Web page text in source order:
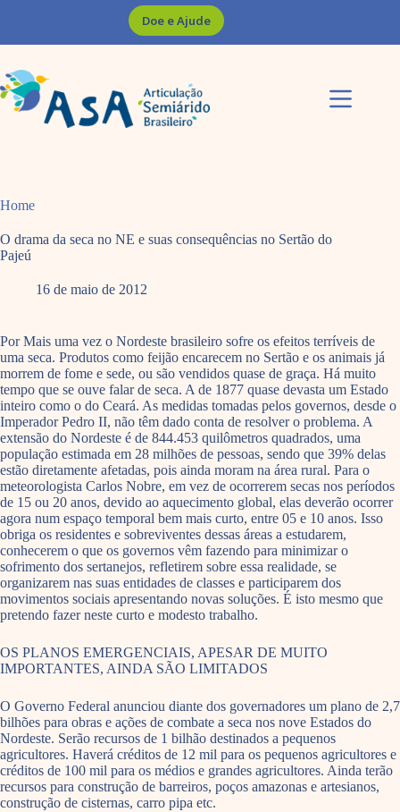
Doe e Ajude
Home
O drama da seca no NE e suas consequências no Sertão do
Pajeú
16 de maio de 2012
Por Mais uma vez o Nordeste brasileiro sofre os efeitos terríveis de
uma seca. Produtos como feijão encarecem no Sertão e os animais já
morrem de fome e sede, ou são vendidos quase de graça. Há muito
tempo que se ouve falar de seca. A de 1877 quase devasta um Estado
inteiro como o do Ceará. As medidas tomadas pelos governos, desde o
Imperador Pedro II, não têm dado conta de resolver o problema. A
extensão do Nordeste é de 844.453 quilômetros quadrados, uma
população estimada em 28 milhões de pessoas, sendo que 39% delas
estão diretamente afetadas, pois ainda moram na área rural. Para o
meteorologista Carlos Nobre, em vez de ocorrerem secas nos períodos
de 15 ou 20 anos, devido ao aquecimento global, elas deverão ocorrer
agora num espaço temporal bem mais curto, entre 05 e 10 anos. Isso
obriga os residentes e sobreviventes dessas áreas a estudarem,
conhecerem o que os governos vêm fazendo para minimizar o
sofrimento dos sertanejos, refletirem sobre essa realidade, se
organizarem nas suas entidades de classes e participarem dos
movimentos sociais apresentando novas soluções. É isto mesmo que
pretendo fazer neste curto e modesto trabalho.
OS PLANOS EMERGENCIAIS, APESAR DE MUITO
IMPORTANTES, AINDA SÃO LIMITADOS
O Governo Federal anunciou diante dos governadores um plano de 2,7
bilhões para obras e ações de combate a seca nos nove Estados do
Nordeste. Serão recursos de 1 bilhão destinados a pequenos
agricultores. Haverá créditos de 12 mil para os pequenos agricultores e
créditos de 100 mil para os médios e grandes agricultores. Ainda terão
recursos para construção de barreiros, poços amazonas e artesianos,
construção de cisternas, carro pipa etc.